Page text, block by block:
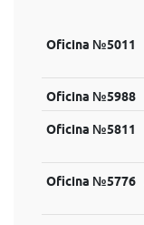
Oficina №5011
Oficina №5988
Oficina №5811
Oficina №5776